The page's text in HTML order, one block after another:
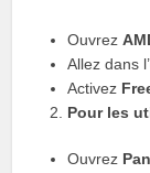
Ouvrez
Allez dans
Activez
Pour les
Ouvrez